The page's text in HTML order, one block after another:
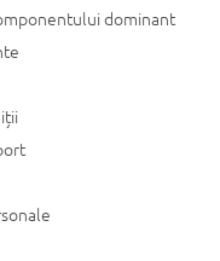
dominant